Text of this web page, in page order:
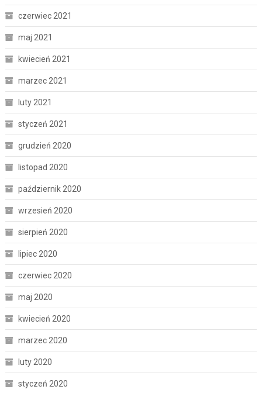
czerwiec 2021
maj 2021
kwiecień 2021
marzec 2021
luty 2021
styczeń 2021
grudzień 2020
listopad 2020
październik 2020
wrzesień 2020
sierpień 2020
lipiec 2020
czerwiec 2020
maj 2020
kwiecień 2020
marzec 2020
luty 2020
styczeń 2020